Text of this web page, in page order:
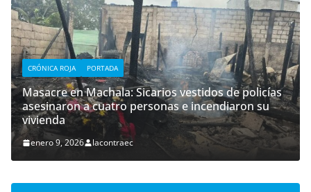
CRÓNICA ROJA PORTADA
Masacre en Machala: Sicarios vestidos de policías
asesinaron a cuatro personas e incendiaron su
vivienda
enero 9, 2026 lacontraec